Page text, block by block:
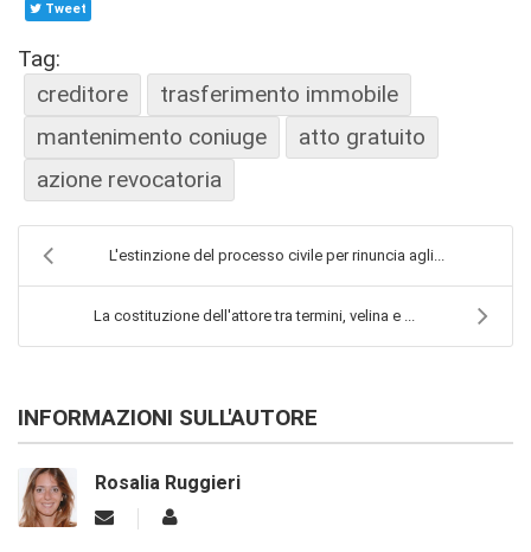
Tweet
Tag:
creditore
trasferimento immobile
mantenimento coniuge
atto gratuito
azione revocatoria
L'estinzione del processo civile per rinuncia agli...
La costituzione dell'attore tra termini, velina e ...
INFORMAZIONI SULL'AUTORE
Rosalia Ruggieri